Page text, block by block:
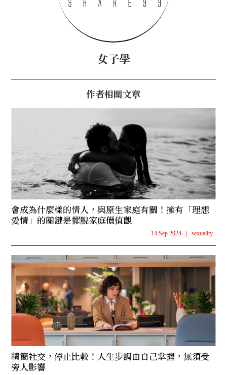
女子學
作者相關文章
會成為什麼樣的情人，與原生家庭有關！擁有「理想
愛情」的關鍵是擺脫家庭價值觀
14 Sep 2024 | sexuality
精簡社交，停止比較！人生步調由自己掌握，無須受
旁人影響